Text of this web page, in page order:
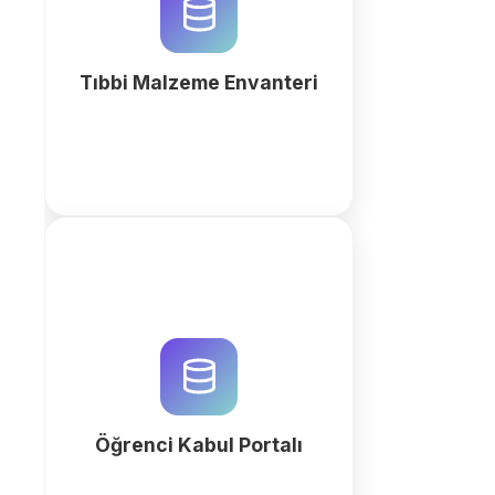
Tıbbi Malzeme Envanteri
kontrolü, lot takibi ve otomatik
sipariş süreçlerini profesyonelce
yönetin.
Öğrenci Kabul Portalı
altyapısıyla modernize edin. Kayıt
formları, öğrenci portalları ve
otomatik iş akışlarıyla verimliliği